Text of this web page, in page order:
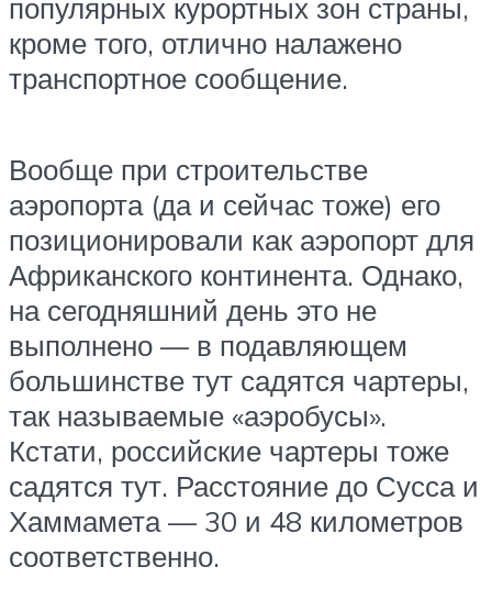
популярных курортных зон страны,
кроме того, отлично налажено
транспортное сообщение.
Вообще при строительстве
аэропорта (да и сейчас тоже) его
позиционировали как аэропорт для
Африканского континента. Однако,
на сегодняшний день это не
выполнено — в подавляющем
большинстве тут садятся чартеры,
так называемые «аэробусы».
Кстати, российские чартеры тоже
садятся тут. Расстояние до Сусса и
Хаммамета — 30 и 48 километров
соответственно.